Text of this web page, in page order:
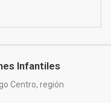
Infantiles
Centro, región